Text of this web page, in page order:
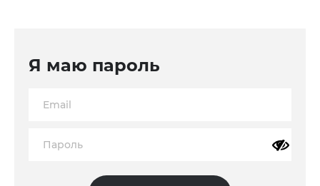
Я маю пароль